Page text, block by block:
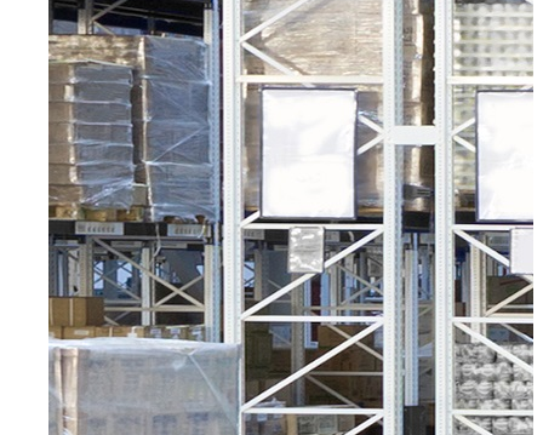
Hilden
Heiligenhaus